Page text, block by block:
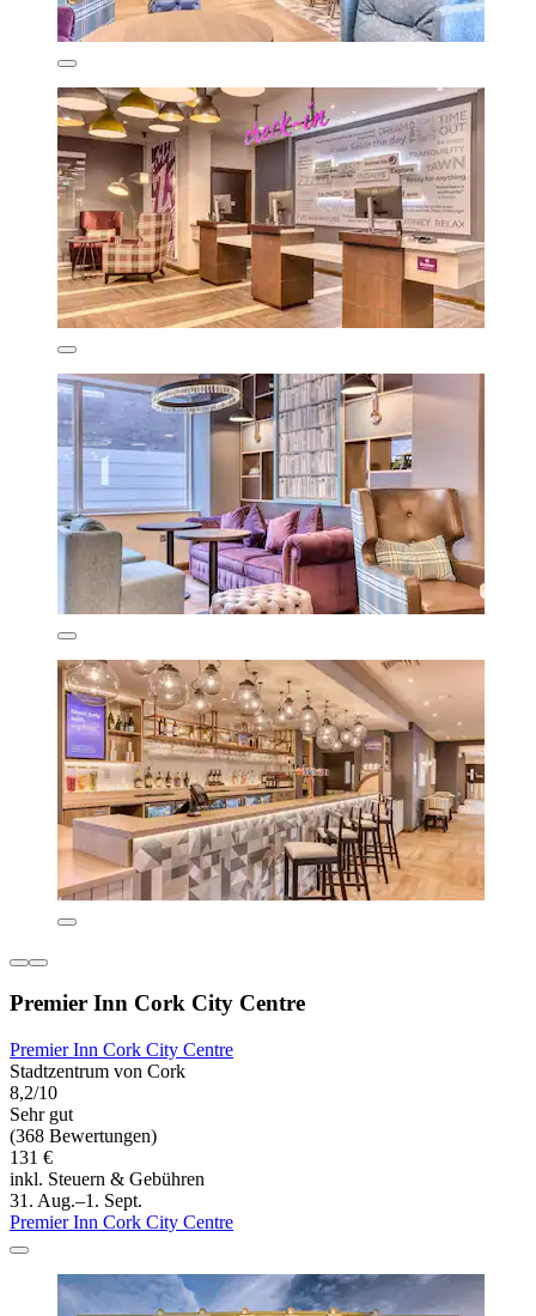
Premier Inn Cork City Centre
Premier Inn Cork City Centre
Stadtzentrum von Cork
8,2/10
Sehr gut
(368 Bewertungen)
131 €
inkl. Steuern & Gebühren
31. Aug.–1. Sept.
Premier Inn Cork City Centre